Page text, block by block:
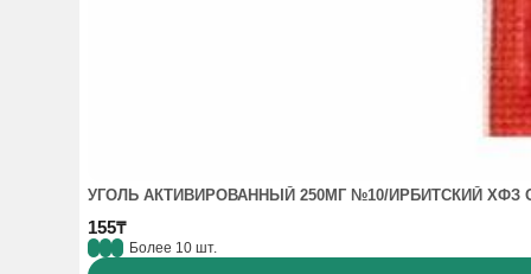
УГОЛЬ АКТИВИРОВАННЫЙ 250МГ №10/ИРБИТСКИЙ ХФЗ
155₸
Более 10 шт.